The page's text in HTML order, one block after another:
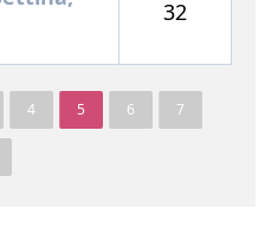
32
4 5 6 7